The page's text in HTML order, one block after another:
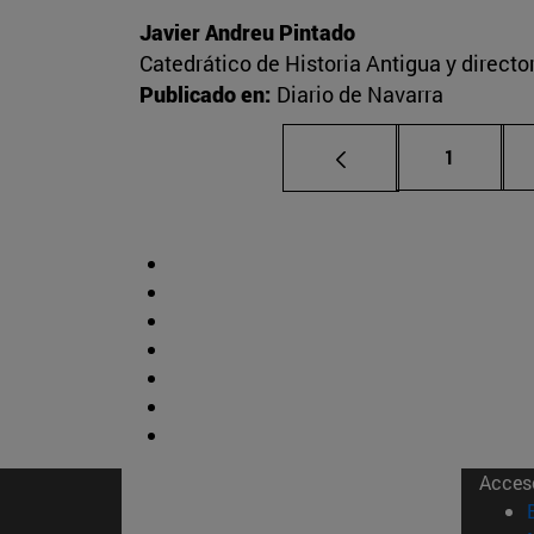
Javier Andreu Pintado
Catedrático de Historia Antigua y
Publicado en: Diario de Navarra
Página
1